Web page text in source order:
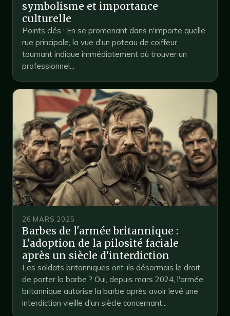
symbolisme et importance
culturelle
Points clés : En se promenant dans n'importe quelle
rue principale, la vue d'un poteau de coiffeur
tournant indique immédiatement où trouver un
professionnel...
26 MARS 2025
Barbes de l'armée britannique :
L'adoption de la pilosité faciale
après un siècle d'interdiction
Les soldats britanniques ont-ils désormais le droit
de porter la barbe ? Oui, depuis mars 2024, l'armée
britannique autorise la barbe après avoir levé une
interdiction vieille d'un siècle concernant...